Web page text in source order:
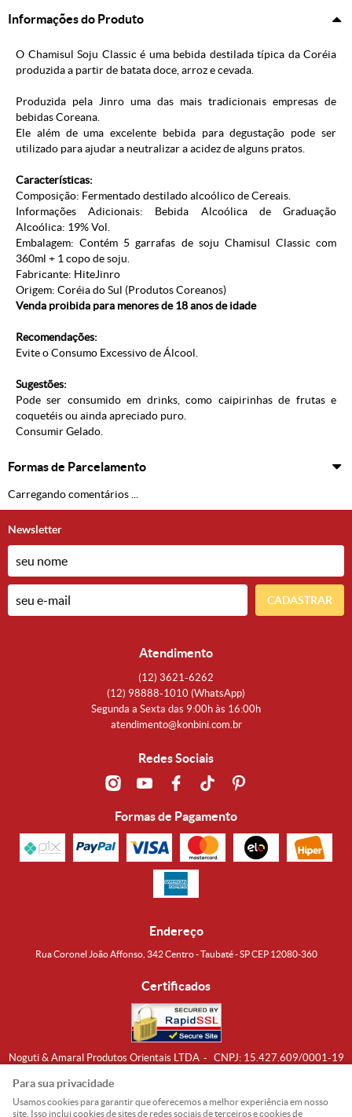
Informações do Produto
O Chamisul Soju Classic é uma bebida destilada típica da Coréia
produzida a partir de batata doce, arroz e cevada.
Produzida pela Jinro uma das mais tradicionais empresas de
bebidas Coreana.
Ele além de uma excelente bebida para degustação pode ser
utilizado para ajudar a neutralizar a acidez de alguns pratos.
Características:
Composição: Fermentado destilado alcoólico de Cereais.
Informações Adicionais: Bebida Alcoólica de Graduação
Alcoólica: 19% Vol.
Embalagem: Contém 5 garrafas de soju Chamisul Classic com
360ml + 1 copo de soju.
Fabricante: HiteJinro
Origem: Coréia do Sul (Produtos Coreanos)
Venda proibida para menores de 18 anos de idade
Recomendações:
Evite o Consumo Excessivo de Álcool.
Sugestões:
Pode ser consumido em drinks, como caipirinhas de frutas e
coquetéis ou ainda apreciado puro.
Consumir Gelado.
Formas de Parcelamento
Carregando comentários ...
Newsletter
CADASTRAR
Atendimento
(12) 3621-6262
(12) 98888-1010 (WhatsApp)
Segunda a Sexta das 9:00h às 16:00h
atendimento@konbini.com.br
Redes Sociais
Formas de Pagamento
Endereço
Rua Coronel João Affonso, 342 Centro - Taubaté - SP CEP 12080-360
Certificados
Noguti & Amaral Produtos Orientais LTDA CNPJ: 15.427.609/0001-19
Para sua privacidade
Usamos cookies para garantir que oferecemos a melhor experiência em nosso
site. Isso inclui cookies de sites de redes sociais de terceiros e cookies de